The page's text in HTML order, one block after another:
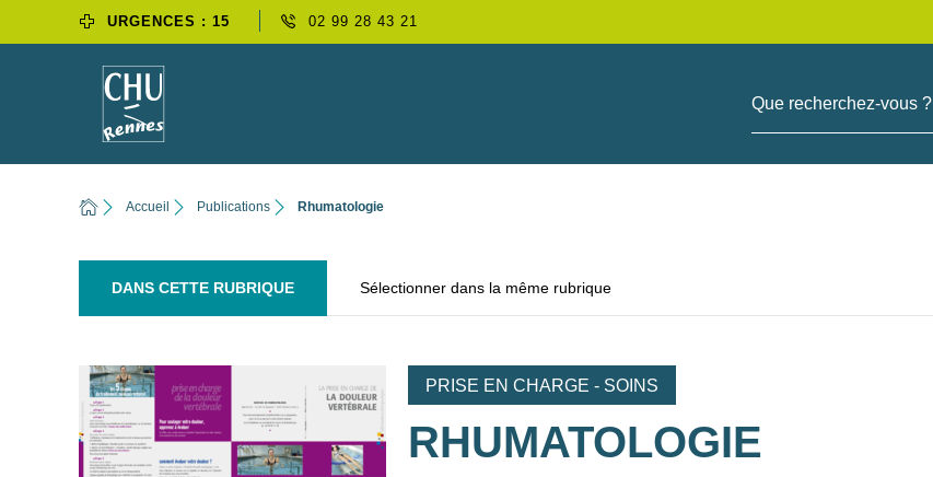
URGENCES : 15 02 99 28 43 21
Que recherchez-vous ?
Accueil Publications Rhumatologie
DANS CETTE RUBRIQUE Sélectionner dans la même rubrique
PRISE EN CHARGE - SOINS
RHUMATOLOGIE